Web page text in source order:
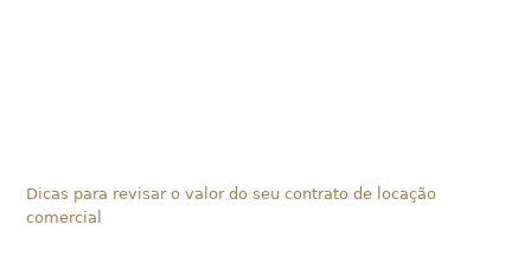
Dicas para revisar o valor do seu contrato de locação
comercial